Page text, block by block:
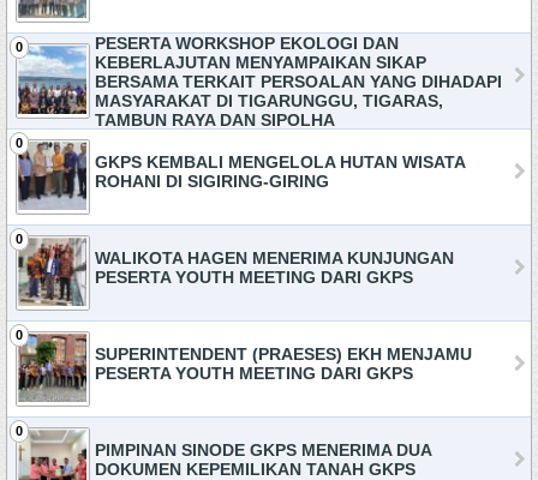
0
PESERTA WORKSHOP EKOLOGI DAN
KEBERLAJUTAN MENYAMPAIKAN SIKAP
BERSAMA TERKAIT PERSOALAN YANG DIHADAPI
MASYARAKAT DI TIGARUNGGU, TIGARAS,
TAMBUN RAYA DAN SIPOLHA
0
GKPS KEMBALI MENGELOLA HUTAN WISATA
ROHANI DI SIGIRING-GIRING
0
WALIKOTA HAGEN MENERIMA KUNJUNGAN
PESERTA YOUTH MEETING DARI GKPS
0
SUPERINTENDENT (PRAESES) EKH MENJAMU
PESERTA YOUTH MEETING DARI GKPS
0
PIMPINAN SINODE GKPS MENERIMA DUA
DOKUMEN KEPEMILIKAN TANAH GKPS